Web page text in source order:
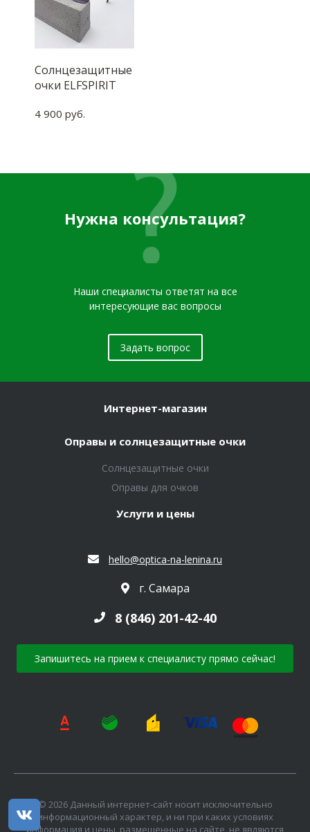
Солнцезащитные
очки ELFSPIRIT
4 900 руб.
Нужна консультация?
Наши специалисты ответят на все
интересующие вас вопросы
Задать вопрос
Интернет-магазин
Оправы и солнцезащитные очки
Солнцезащитные очки
Оправы для очков
Услуги и цены
hello@optica-na-lenina.ru
г. Самара
8 (846) 201-42-40
Запишитесь на прием к специалисту прямо сейчас!
© 2026 Данный интернет-сайт носит исключительно
информационный характер, и ни при каких условиях
информация и цены, размещенные на сайте, не являются